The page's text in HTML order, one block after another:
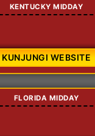
KENTUCKY MIDDAY
KUNJUNGI WEBSITE
FLORIDA MIDDAY